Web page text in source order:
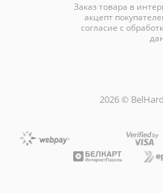
Заказ товара в
акцепт
согласие с
2026 ©